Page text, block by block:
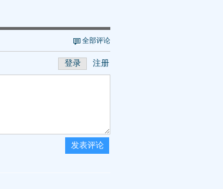
全部评论
登录 注册
发表评论